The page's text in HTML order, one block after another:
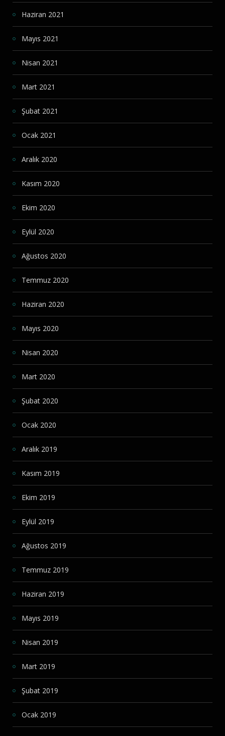
Haziran 2021
Mayıs 2021
Nisan 2021
Mart 2021
Şubat 2021
Ocak 2021
Aralık 2020
Kasım 2020
Ekim 2020
Eylül 2020
Ağustos 2020
Temmuz 2020
Haziran 2020
Mayıs 2020
Nisan 2020
Mart 2020
Şubat 2020
Ocak 2020
Aralık 2019
Kasım 2019
Ekim 2019
Eylül 2019
Ağustos 2019
Temmuz 2019
Haziran 2019
Mayıs 2019
Nisan 2019
Mart 2019
Şubat 2019
Ocak 2019